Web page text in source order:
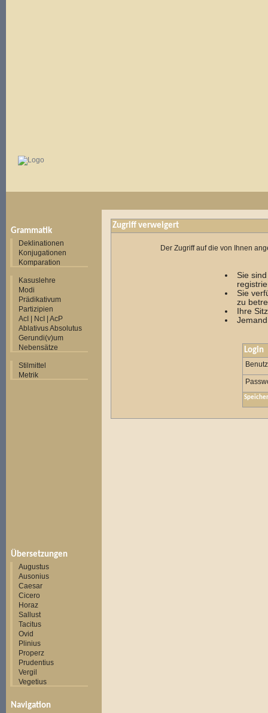
Grammatik
Deklinationen
Konjugationen
Komparation
Kasuslehre
Modi
Prädikativum
Partizipien
AcI | NcI | AcP
Ablativus Absolutus
Gerundi(v)um
Nebensätze
Stilmittel
Metrik
Übersetzungen
Augustus
Ausonius
Caesar
Cicero
Horaz
Sallust
Tacitus
Ovid
Plinius
Properz
Prudentius
Vergil
Vegetius
Navigation
Zugriff verweigert
Der Zugriff auf die von Ihnen
Sie
Sie
zu
Ihre
Login